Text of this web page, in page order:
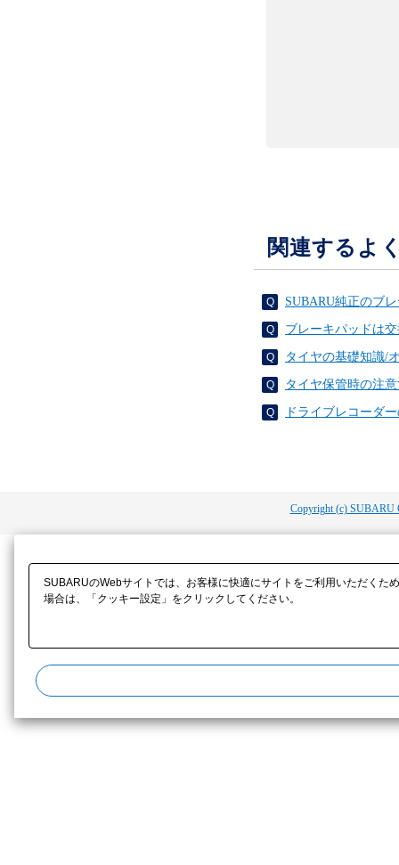
関連するよ
SUBARU純正のブ
ブレーキパッドは
タイヤの基礎知識/
タイヤ保管時の注
ドライブレコーダ
Copyright (c) SUBARU
SUBARUのWebサイトでは、お客様に快適にサイトをご利用いただく
場合は、「クッキー設定」をクリックしてください。​